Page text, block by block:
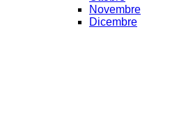
Novembre
Dicembre